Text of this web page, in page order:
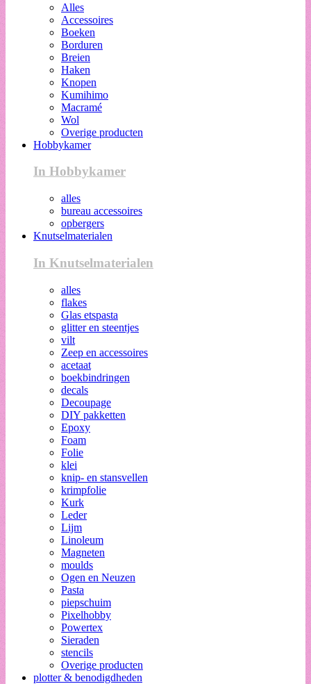
Alles
Accessoires
Boeken
Borduren
Breien
Haken
Knopen
Kumihimo
Macramé
Wol
Overige producten
Hobbykamer
In Hobbykamer
alles
bureau accessoires
opbergers
Knutselmaterialen
In Knutselmaterialen
alles
flakes
Glas etspasta
glitter en steentjes
vilt
Zeep en accessoires
acetaat
boekbindringen
decals
Decoupage
DIY pakketten
Epoxy
Foam
Folie
klei
knip- en stansvellen
krimpfolie
Kurk
Leder
Lijm
Linoleum
Magneten
moulds
Ogen en Neuzen
Pasta
piepschuim
Pixelhobby
Powertex
Sieraden
stencils
Overige producten
plotter & benodigdheden